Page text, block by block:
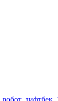
лифтбек,